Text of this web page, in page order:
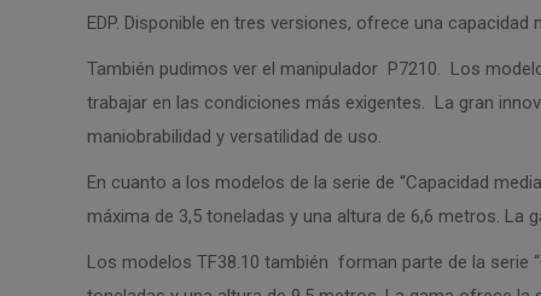
EDP. Disponible en tres versiones, ofrece una
También pudimos ver el manipulador P7210. Los
trabajar en las condiciones más exigentes. La gran
maniobrabilidad y versatilidad de uso.
En cuanto a los modelos de la serie de “Capacidad
máxima de 3,5 toneladas y una altura de 6,6 metros. La
Los modelos TF38.10 también forman parte de la serie